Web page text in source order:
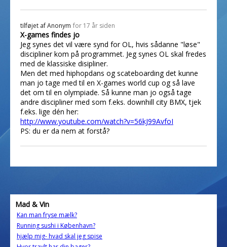
tilføjet afAnonym for 17 år siden
X-games findes jo
Jeg synes det vil være synd for OL, hvis sådanne "løse"
discipliner kom på programmet. Jeg synes OL skal fredes
med de klassiske disipliner.
Men det med hiphopdans og scateboarding det kunne
man jo tage med til en X-games world cup og så lave
det om til en olympiade. Så kunne man jo også tage
andre discipliner med som f.eks. downhill city BMX, tjek
f.eks. lige dén her:
http://www.youtube.com/watch?v=56kJ99AvfoI
PS: du er da nem at forstå?
Mad & Vin
Kan man fryse mælk?
Running sushi i København?
hjælp mig- hvad skal jeg spise